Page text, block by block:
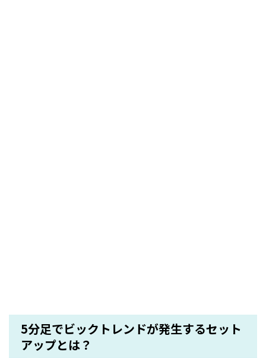
5分足でビックトレンドが発生するセット
アップとは？